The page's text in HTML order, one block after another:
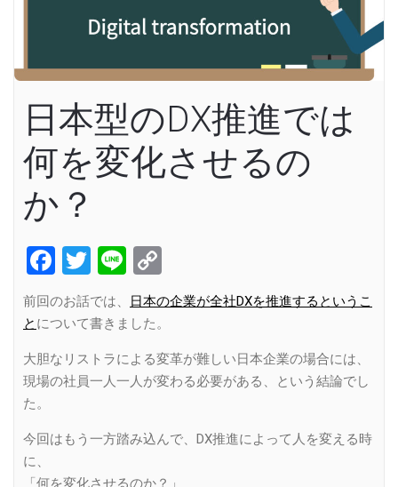
日本型のDX推進では
何を変化させるの
か？
Facebook
Twitter
Line
Link
前回のお話では、
日本の企業が全社DXを推進するというこ
と について書きました。
大胆なリストラによる変革が難しい日本企業の場合には、
現場の社員一人一人が変わる必要がある、という結論でし
た。
今回はもう一方踏み込んで、DX推進によって人を変える時
に、
「何を変化させるのか？」